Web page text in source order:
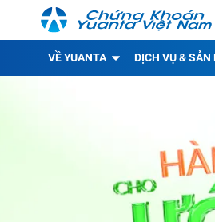
VỀ YUANTA DỊCH VỤ & SẢN